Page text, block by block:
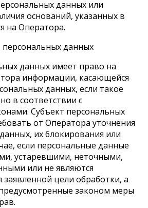
данных или
оснований, указанных в
на Оператора.
персональных данных
данных имеет право на
информации, касающейся
данных, если такое
в соответствии с
Субъект персональных
от Оператора уточнения
их блокирования или
если персональные данные
устаревшими, неточными,
или не являются
цели обработки, а
законом меры